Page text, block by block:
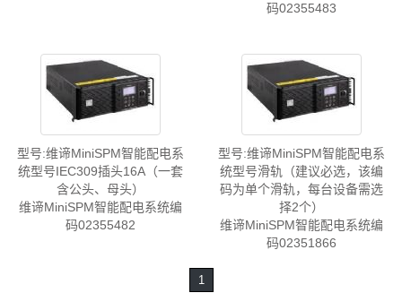
码02355483
型号:维谛MiniSPM智能配电系
统型号IEC309插头16A（一套
含公头、母头）
维谛MiniSPM智能配电系统编
码02355482
型号:维谛MiniSPM智能配电系
统型号滑轨（建议必选，该编
码为单个滑轨，每台设备需选
择2个）
维谛MiniSPM智能配电系统编
码02351866
1